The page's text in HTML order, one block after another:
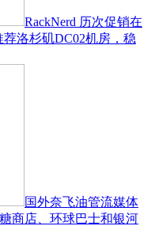
RackNerd 历次促销在
洛杉矶DC02机房，稳
国外奈飞油管流媒体
商店、环球巴士和银河